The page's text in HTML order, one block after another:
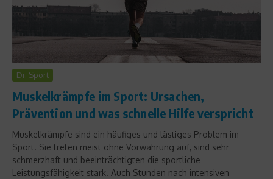
Dr. Sport
Muskelkrämpfe im Sport: Ursachen,
Prävention und was schnelle Hilfe verspricht
Muskelkrämpfe sind ein häufiges und lästiges Problem im
Sport. Sie treten meist ohne Vorwahrung auf, sind sehr
schmerzhaft und beeinträchtigten die sportliche
Leistungsfähigkeit stark. Auch Stunden nach intensiven